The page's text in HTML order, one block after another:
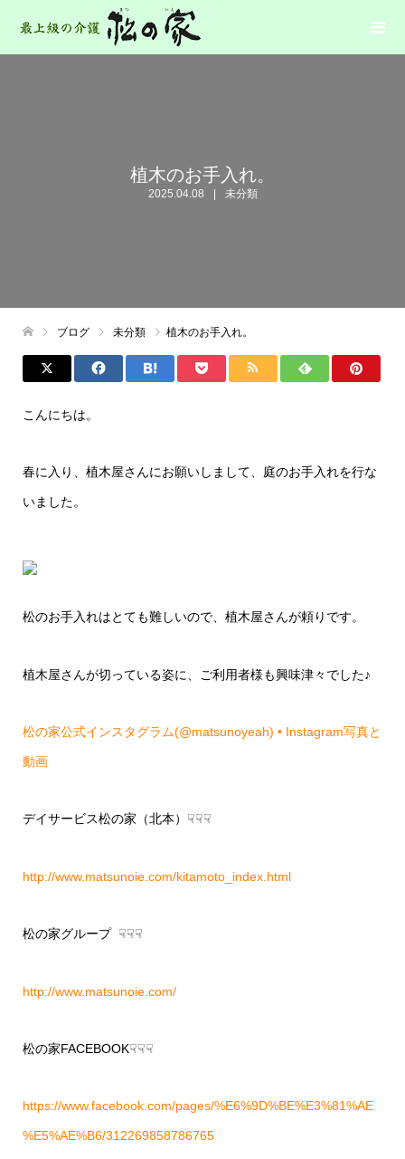
植木のお手入れ。
2025.04.08 未分類
ブログ 未分類 植木のお手入れ。
こんにちは。
春に入り、植木屋さんにお願いしまして、庭のお手入れを行な
いました。
松のお手入れはとても難しいので、植木屋さんが頼りです。
植木屋さんが切っている姿に、ご利用者様も興味津々でした♪
松の家公式インスタグラム(@matsunoyeah) • Instagram写真と
動画
デイサービス松の家（北本）☟☟☟
http://www.matsunoie.com/kitamoto_index.html
松の家グループ ☟☟☟
http://www.matsunoie.com/
松の家FACEBOOK☟☟☟
https://www.facebook.com/pages/%E6%9D%BE%E3%81%AE
%E5%AE%B6/312269858786765